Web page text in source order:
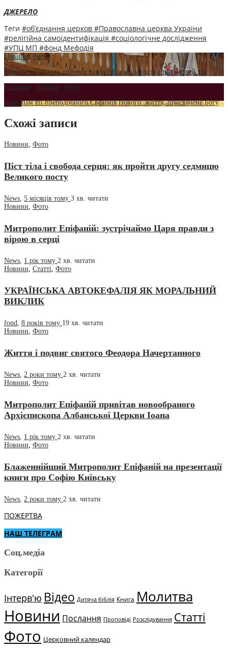
ДЖЕРЕЛО
Теги #об’єднання церков #Православна церква України
#релігійна самоідентифікація #соціологічне дослідження
#УПЦ МП #фонд Мефодія
Новини, Фото
Вовчків відзначив храмове свято: спільна молитва та хресний хід
Молитва
Новини
Фото
День пам'яті преподобного Євфимія Нового: життя, присвячене Богу
Схожі записи
Новини, Фото
Піст тіла і свобода серця: як пройти другу седмицю
Великого посту
News, 5 місяців тому 3 хв. читати
Новини, Фото
Митрополит Епіфаній: зустрічаймо Царя правди з
вірою в серці
News, 1 рік тому 2 хв. читати
Новини, Статті, Фото
УКРАЇНСЬКА АВТОКЕФАЛІЯ ЯК МОРАЛЬНИЙ
ВИКЛИК
fond, 8 років тому 19 хв. читати
Новини, Фото
Життя і подвиг святого Феодора Начертанного
News 2 роки тому 2 хв. читати
Новини Фото
Митрополит Епіфаній привітав новообраного
Архієпископа Албанської Церкви Іоана
News 1 рік тому 2 хв. читати
Новини Фото
Блаженнійший Митрополит Епіфаній на презентації
книги про Софію Київську
News 2 роки тому 2 хв. читати
ПОЖЕРТВА
НАШ ТЕЛЕГРАМ
Соц.медіа
Категорії
Інтерв'ю Відео Дитяча біблія Книга Молитва
Новини Послання Проповіді Розслідування Статті
Фото Церковний календар